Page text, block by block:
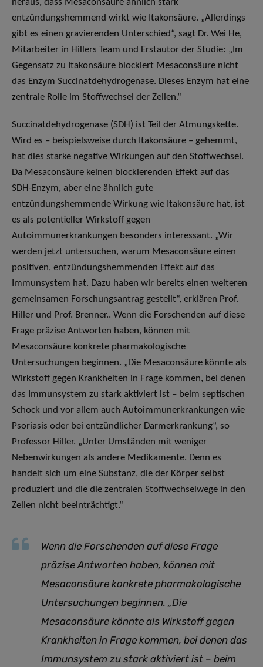
heraus, dass Mesaconsäure ähnlich stark
entzündungshemmend wirkt wie Itakonsäure. „Allerdings
gibt es einen gravierenden Unterschied“, sagt Dr. Wei He,
Mitarbeiter in Hillers Team und Erstautor der Studie: „Im
Gegensatz zu Itakonsäure blockiert Mesaconsäure nicht
das Enzym Succinatdehydrogenase. Dieses Enzym hat eine
zentrale Rolle im Stoffwechsel der Zellen.“
Succinatdehydrogenase (SDH) ist Teil der Atmungskette.
Wird es – beispielsweise durch Itakonsäure – gehemmt,
hat dies starke negative Wirkungen auf den Stoffwechsel.
Da Mesaconsäure keinen blockierenden Effekt auf das
SDH-Enzym, aber eine ähnlich gute
entzündungshemmende Wirkung wie Itakonsäure hat, ist
es als potentieller Wirkstoff gegen
Autoimmunerkrankungen besonders interessant. „Wir
werden jetzt untersuchen, warum Mesaconsäure einen
positiven, entzündungshemmenden Effekt auf das
Immunsystem hat. Dazu haben wir bereits einen weiteren
gemeinsamen Forschungsantrag gestellt“, erklären Prof.
Hiller und Prof. Brenner.. Wenn die Forschenden auf diese
Frage präzise Antworten haben, können mit
Mesaconsäure konkrete pharmakologische
Untersuchungen beginnen. „Die Mesaconsäure könnte als
Wirkstoff gegen Krankheiten in Frage kommen, bei denen
das Immunsystem zu stark aktiviert ist – beim septischen
Schock und vor allem auch Autoimmunerkrankungen wie
Psoriasis oder bei entzündlicher Darmerkrankung“, so
Professor Hiller. „Unter Umständen mit weniger
Nebenwirkungen als andere Medikamente. Denn es
handelt sich um eine Substanz, die der Körper selbst
produziert und die die zentralen Stoffwechselwege in den
Zellen nicht beeinträchtigt.“
Wenn die Forschenden auf diese Frage
präzise Antworten haben, können mit
Mesaconsäure konkrete pharmakologische
Untersuchungen beginnen. „Die
Mesaconsäure könnte als Wirkstoff gegen
Krankheiten in Frage kommen, bei denen das
Immunsystem zu stark aktiviert ist – beim